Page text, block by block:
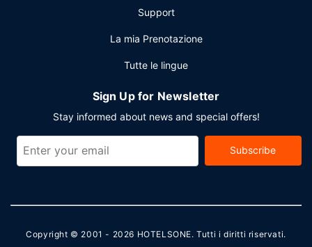
Support
La mia Prenotazione
Tutte le lingue
Sign Up for Newsletter
Stay informed about news and special offers!
Subscribe
Copyright © 2001 - 2026 HOTELSONE. Tutti i diritti riservati.